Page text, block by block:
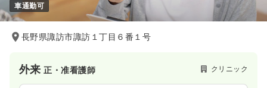
車通勤可
長野県諏訪市諏訪１丁目６番１号
外来正・准看護師 クリニック